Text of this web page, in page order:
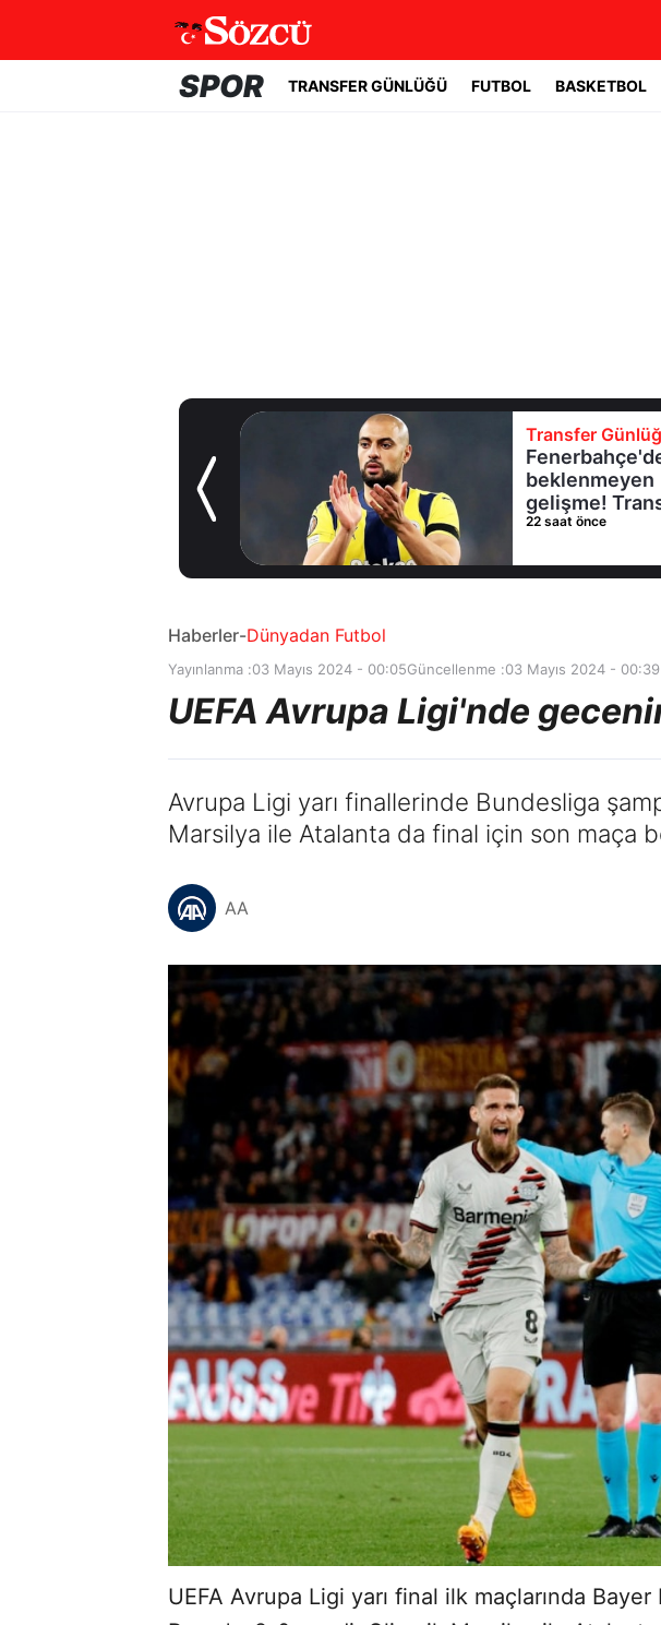
SPOR TRANSFER GÜNLÜĞÜ FUTBOL BASKETBOL
Salah'a kavuştu!
Transfer
beklenmeyen
gelişme!
iptal oldu
22 saat önce
Haberler-Dünyadan Futbol
Yayınlanma :03 Mayıs 2024 - 00:05Güncellenme :03 Mayıs 2024 - 00:39
UEFA Avrupa Ligi'nde
Avrupa Ligi yarı finallerinde Bundesliga
Marsilya ile Atalanta da final için son maça
AA
UEFA Avrupa Ligi yarı final ilk maçlarında